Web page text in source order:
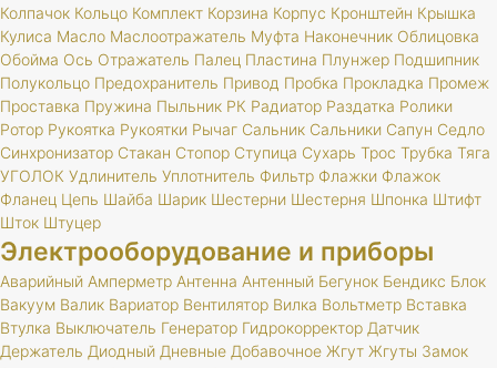
Колпачок Кольцо Комплект Корзина Корпус Кронштейн Крышка
Кулиса Масло Маслоотражатель Муфта Наконечник Облицовка
Обойма Ось Отражатель Палец Пластина Плунжер Подшипник
Полукольцо Предохранитель Привод Пробка Прокладка Промеж
Проставка Пружина Пыльник РК Радиатор Раздатка Ролики
Ротор Рукоятка Рукоятки Рычаг Сальник Сальники Сапун Седло
Синхронизатор Стакан Стопор Ступица Сухарь Трос Трубка Тяга
УГОЛОК Удлинитель Уплотнитель Фильтр Флажки Флажок
Фланец Цепь Шайба Шарик Шестерни Шестерня Шпонка Штифт
Шток Штуцер
Электрооборудование и приборы
Аварийный Амперметр Антенна Антенный Бегунок Бендикс Блок
Вакуум Валик Вариатор Вентилятор Вилка Вольтметр Вставка
Втулка Выключатель Генератор Гидрокорректор Датчик
Держатель Диодный Дневные Добавочное Жгут Жгуты Замок